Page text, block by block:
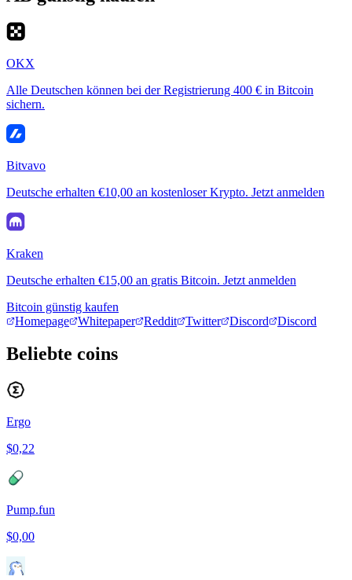
OKX
Alle Deutschen können bei der Registrierung 400 € in Bitcoin
sichern.
Bitvavo
Deutsche erhalten €10,00 an kostenloser Krypto. Jetzt anmelden
Kraken
Deutsche erhalten €15,00 an gratis Bitcoin. Jetzt anmelden
Bitcoin günstig kaufen
Homepage
Whitepaper Reddit Twitter Discord Discord
Beliebte coins
Ergo
$0,22
Pump.fun
$0,00